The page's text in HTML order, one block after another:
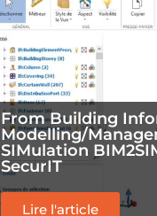
From Building
Modelling/
SIMulation
SecurIT
Lire l'article